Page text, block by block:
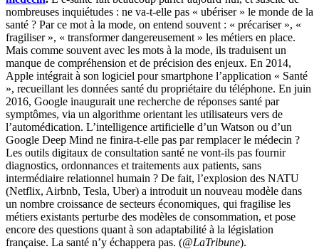
nombreuses inquiétudes : ne va-t-elle pas « ubériser » le monde de la
santé ? Par ce mot à la mode, on entend souvent : « précariser », «
fragiliser », « transformer dangereusement » les métiers en place.
Mais comme souvent avec les mots à la mode, ils traduisent un
manque de compréhension et de précision des enjeux. En 2014,
Apple intégrait à son logiciel pour smartphone l’application « Santé
», recueillant les données santé du propriétaire du téléphone. En juin
2016, Google inaugurait une recherche de réponses santé par
symptômes, via un algorithme orientant les utilisateurs vers de
l’automédication. L’intelligence artificielle d’un Watson ou d’un
Google Deep Mind ne finira-t-elle pas par remplacer le médecin ?
Les outils digitaux de consultation santé ne vont-ils pas fournir
diagnostics, ordonnances et traitements aux patients, sans
intermédiaire relationnel humain ? De fait, l’explosion des NATU
(Netflix, Airbnb, Tesla, Uber) a introduit un nouveau modèle dans
un nombre croissance de secteurs économiques, qui fragilise les
métiers existants perturbe des modèles de consommation, et pose
encore des questions quant à son adaptabilité à la législation
française. La santé n’y échappera pas. (@LaTribune).